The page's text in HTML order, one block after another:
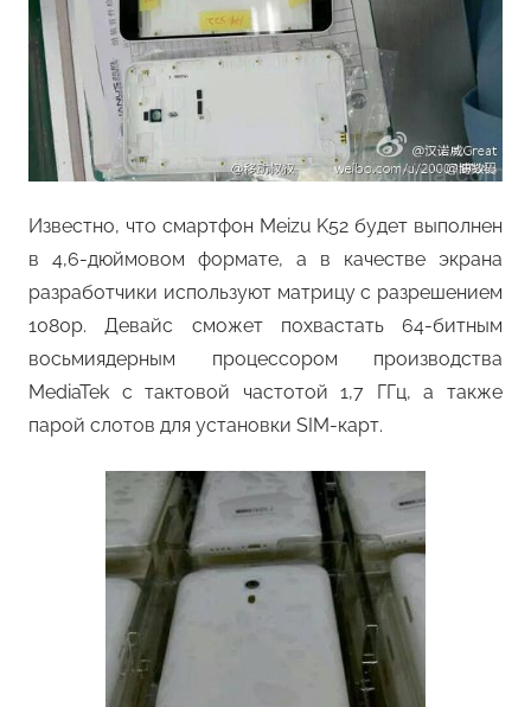
Известно, что смартфон Meizu K52 будет выполнен
в 4,6-дюймовом формате, а в качестве экрана
разработчики используют матрицу с разрешением
1080p. Девайс сможет похвастать 64-битным
восьмиядерным процессором производства
MediaTek с тактовой частотой 1,7 ГГц, а также
парой слотов для установки SIM-карт.